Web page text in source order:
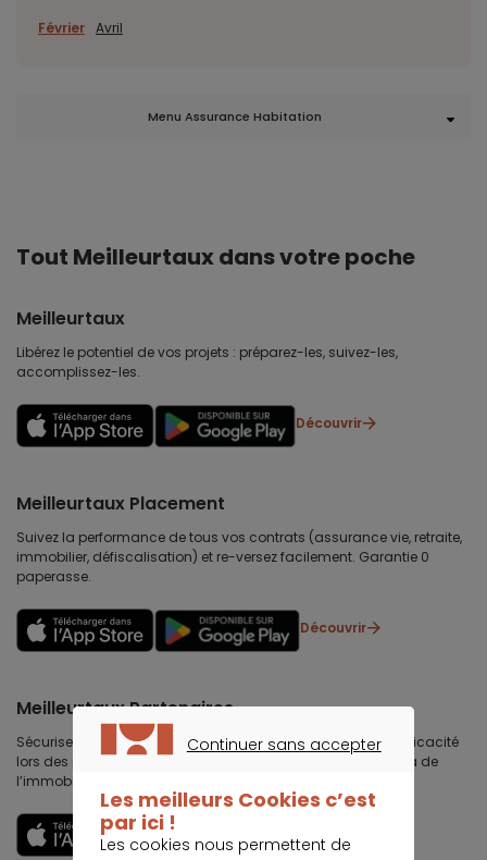
Février Avril
Menu Assurance Habitation
Tout Meilleurtaux dans votre poche
Meilleurtaux
Libérez le potentiel de vos projets : préparez-les, suivez-les,
accomplissez-les.
Découvrir
Meilleurtaux Placement
Suivez la performance de tous vos contrats (assurance vie, retraite,
immobilier, défiscalisation) et re-versez facilement. Garantie 0
paperasse.
Découvrir
Meilleurtaux Partenaires
Sécurisez votre chiffre d’affaires immobilières, gagnez en efficacité
lors des premières visites, développez votre business au delà de
l’immobilier et travaillez votre image et votre réputation.
Continuer sans accepter
Les meilleurs Cookies c’est
par ici !
Les cookies nous permettent de